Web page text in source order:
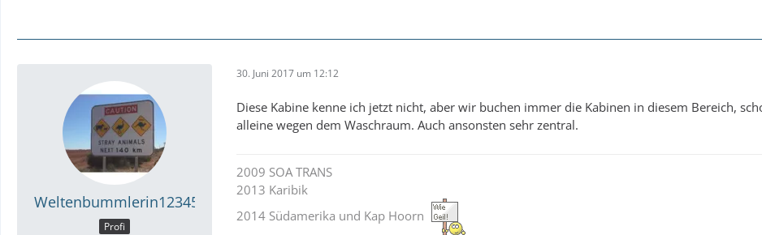
Weltenbummlerin12345
Profi
30. Juni 2017 um 12:12
Diese Kabine kenne ich jetzt nicht, aber wir buchen immer die Kabinen in diesem Bereich,
alleine wegen dem Waschraum. Auch ansonsten sehr zentral.
2009 SOA TRANS
2013 Karibik
2014 Südamerika und Kap Hoorn